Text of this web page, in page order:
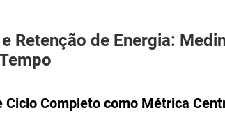
Retenção de Energia:
Ciclo Completo como Métrica